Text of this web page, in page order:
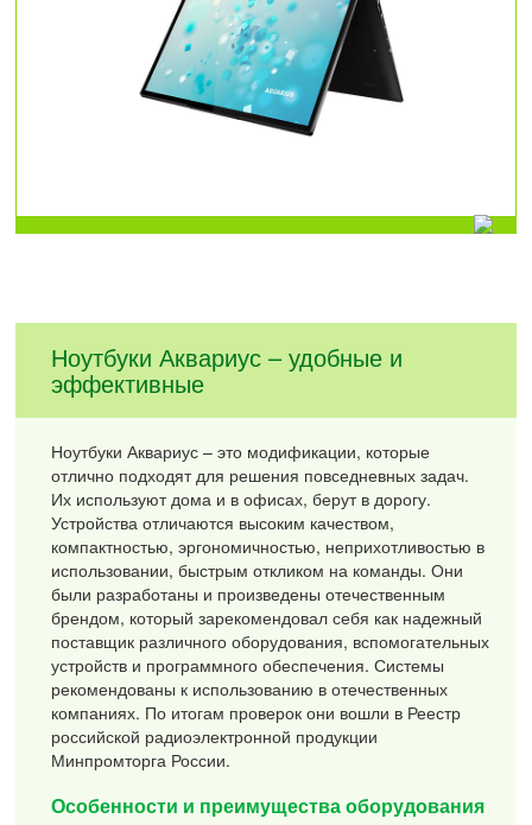
Ноутбуки Аквариус – удобные и
эффективные
Ноутбуки Аквариус – это модификации, которые
отлично подходят для решения повседневных задач.
Их используют дома и в офисах, берут в дорогу.
Устройства отличаются высоким качеством,
компактностью, эргономичностью, неприхотливостью в
использовании, быстрым откликом на команды. Они
были разработаны и произведены отечественным
брендом, который зарекомендовал себя как надежный
поставщик различного оборудования, вспомогательных
устройств и программного обеспечения. Системы
рекомендованы к использованию в отечественных
компаниях. По итогам проверок они вошли в Реестр
российской радиоэлектронной продукции
Минпромторга России.
Особенности и преимущества оборудования